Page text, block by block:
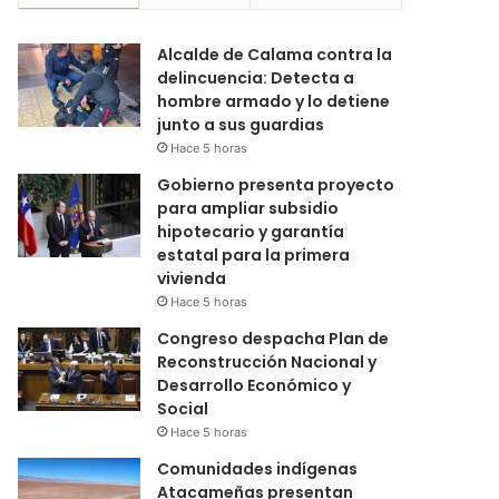
Alcalde de Calama contra la
delincuencia: Detecta a
hombre armado y lo detiene
junto a sus guardias
Hace 5 horas
Gobierno presenta proyecto
para ampliar subsidio
hipotecario y garantía
estatal para la primera
vivienda
Hace 5 horas
Congreso despacha Plan de
Reconstrucción Nacional y
Desarrollo Económico y
Social
Hace 5 horas
Comunidades indígenas
Atacameñas presentan